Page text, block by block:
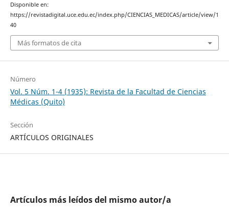
Disponible en:
https://revistadigital.uce.edu.ec/index.php/CIENCIAS_MEDICAS/article/view/1
40
Más formatos de cita
Número
Vol. 5 Núm. 1-4 (1935): Revista de la Facultad de Ciencias
Médicas (Quito)
Sección
ARTÍCULOS ORIGINALES
Artículos más leídos del mismo autor/a